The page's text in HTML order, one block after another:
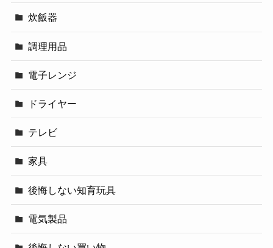
炊飯器
調理用品
電子レンジ
ドライヤー
テレビ
家具
後悔しない知育玩具
電気製品